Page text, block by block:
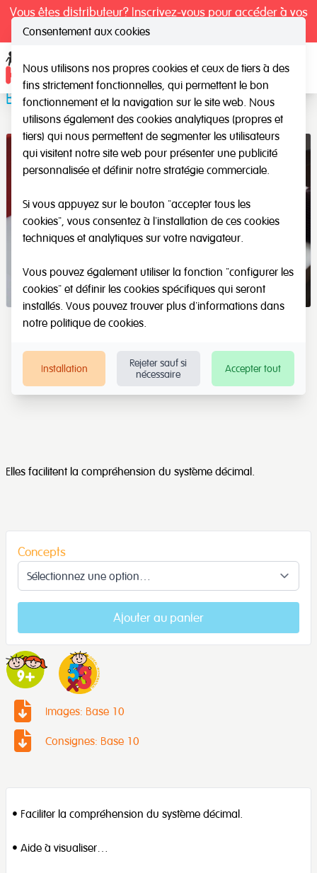
Vous êtes distributeur? Inscrivez-vous pour accéder à vos
tarifs exclusifs.
Boîte de base 10 + activités de cartes
Elles facilitent la compréhension du système décimal.
Concepts
Ajouter au panier
Images: Base 10
Consignes: Base 10
• Faciliter la compréhension du système décimal.
• Aide à visualiser…
Consentement aux cookies
Nous utilisons nos propres cookies et ceux de tiers à des
fins strictement fonctionnelles, qui permettent le bon
fonctionnement et la navigation sur le site web. Nous
utilisons également des cookies analytiques (propres et
tiers) qui nous permettent de segmenter les utilisateurs
qui visitent notre site web pour présenter une publicité
personnalisée et définir notre stratégie commerciale.
Si vous appuyez sur le bouton "accepter tous les
cookies", vous consentez à l'installation de ces cookies
techniques et analytiques sur votre navigateur.
Vous pouvez également utiliser la fonction "configurer les
cookies" et définir les cookies spécifiques qui seront
installés. Vous pouvez trouver plus d'informations dans
notre politique de cookies.
Installation
Rejeter sauf si
nécessaire
Accepter tout